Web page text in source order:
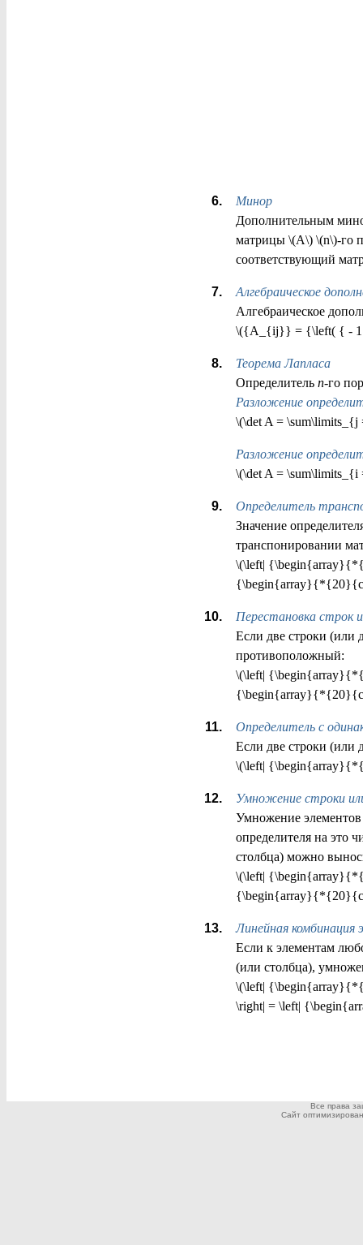
Минор
Дополнительным
матрицы \(A\) \(n\)-го
соответствующий
Алгебраическое
Алгебраическое
\({A_{ij}} = {\left( { -
Теорема Лапласа
Определитель n-го
Разложение
\(\det A =
Разложение
\(\det A =
Определитель
Значение
транспонировании
\(\left|
Перестановка строк
Если две строки (или
противоположный:
\(\left|
Определитель с
Если две строки (или
\(\left|
Умножение строки
Умножение
определителя на это
столбца) можно
\(\left|
Линейная комбинация
Если к элементам
(или столбца),
\(\left|
\right| = \left|
Все права
Сайт